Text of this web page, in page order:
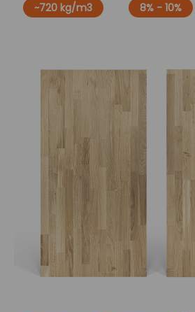
~720 kg/m3 8% - 10%